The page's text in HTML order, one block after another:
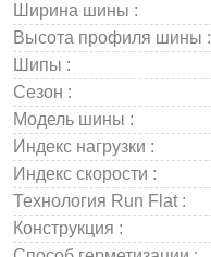
Ширина шины :
Высота профиля шины :
Шипы :
Сезон :
Модель шины :
Индекс нагрузки :
Индекс скорости :
Технология Run Flat :
Конструкция :